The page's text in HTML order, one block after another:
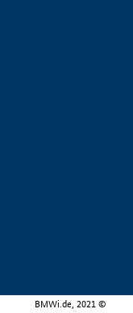
BMWi.de, 2021 ©